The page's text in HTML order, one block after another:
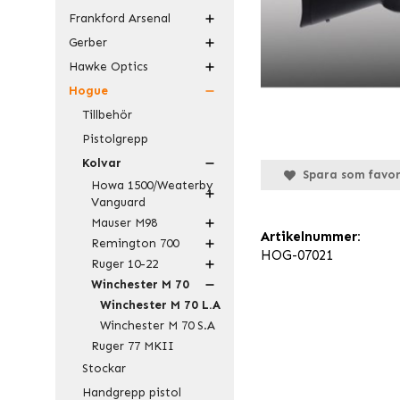
Frankford Arsenal
Gerber
Hawke Optics
Hogue
Tillbehör
Pistolgrepp
Kolvar
Howa 1500/Weaterby
Vanguard
Mauser M98
Remington 700
Ruger 10-22
Winchester M 70
Winchester M 70 L.A
Winchester M 70 S.A
Ruger 77 MKII
Stockar
Handgrepp pistol
Spara som
Artikelnummer:
HOG-07021